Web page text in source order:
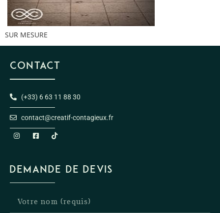
SUR MESURE
CONTACT
(+33) 6 63 11 88 30
contact@creatif-contagieux.fr
DEMANDE DE DEVIS